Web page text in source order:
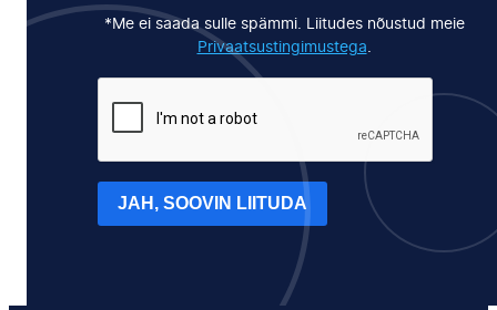
*Me ei saada sulle spämmi. Liitudes nõustud meie
Privaatsustingimustega.
JAH, SOOVIN LIITUDA